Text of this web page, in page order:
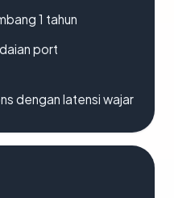
1 tahun
port
dengan latensi wajar